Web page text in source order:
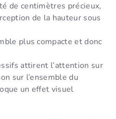
de centimètres précieux,
de la hauteur sous
plus compacte et donc
attirent l’attention sur
sur l’ensemble du
un effet visuel